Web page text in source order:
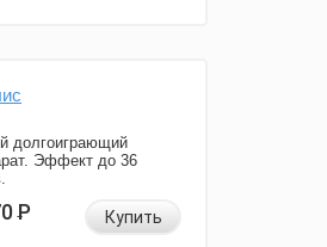
долгоиграющий
Эффект до 36
Р Купить